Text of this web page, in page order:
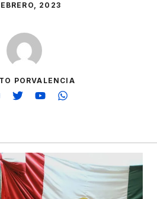
2023
PORVALENCIA